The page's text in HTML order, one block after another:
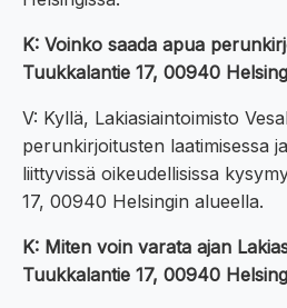
K: Voinko saada apua
Tuukkalantie 17, 00940
V: Kyllä, Lakiasiaintoimisto
perunkirjoitusten laatimisessa
liittyvissä oikeudellisissa
17, 00940 Helsingin alueella.
K: Miten voin varata ajan
Tuukkalantie 17, 00940